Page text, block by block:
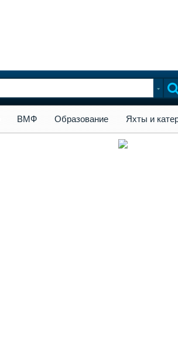
ВМФ Образование Яхты и